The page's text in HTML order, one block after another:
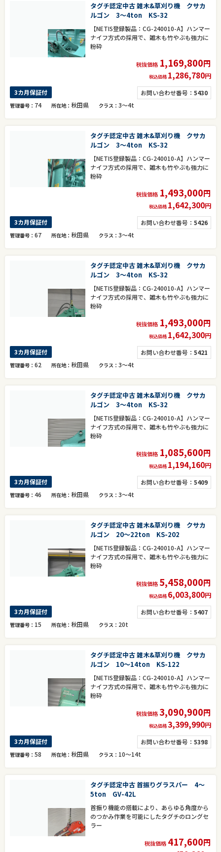
タグチ認定中古 雑木&草刈り機 クサカ
ルゴン 3～4ton KS-32
【NETIS登録製品：CG-240010-A】ハンマー
ナイフ方式の採用で、雑木も竹やぶも強力に
粉砕
税抜価格 1,169,800円
税込価格 1,286,780円
お問い合わせ番号： 5430
3カ月保証付
管理番号 74 所在地 秋田県 クラス 3～4t
タグチ認定中古 雑木&草刈り機 クサカ
ルゴン 3～4ton KS-32
【NETIS登録製品：CG-240010-A】ハンマー
ナイフ方式の採用で、雑木も竹やぶも強力に
粉砕
税抜価格 1,493,000円
税込価格 1,642,300円
お問い合わせ番号： 5426
3カ月保証付
管理番号 67 所在地 秋田県 クラス 3～4t
タグチ認定中古 雑木&草刈り機 クサカ
ルゴン 3～4ton KS-32
【NETIS登録製品：CG-240010-A】ハンマー
ナイフ方式の採用で、雑木も竹やぶも強力に
粉砕
税抜価格 1,493,000円
税込価格 1,642,300円
お問い合わせ番号： 5421
3カ月保証付
管理番号 62 所在地 秋田県 クラス 3～4t
タグチ認定中古 雑木&草刈り機 クサカ
ルゴン 3～4ton KS-32
【NETIS登録製品：CG-240010-A】ハンマー
ナイフ方式の採用で、雑木も竹やぶも強力に
粉砕
税抜価格 1,085,600円
税込価格 1,194,160円
お問い合わせ番号： 5409
3カ月保証付
管理番号 46 所在地 秋田県 クラス 3～4t
タグチ認定中古 雑木&草刈り機 クサカ
ルゴン 20～22ton KS-202
【NETIS登録製品：CG-240010-A】ハンマー
ナイフ方式の採用で、雑木も竹やぶも強力に
粉砕
税抜価格 5,458,000円
税込価格 6,003,800円
お問い合わせ番号： 5407
3カ月保証付
管理番号 15 所在地 秋田県 クラス 20t
タグチ認定中古 雑木&草刈り機 クサカ
ルゴン 10～14ton KS-122
【NETIS登録製品：CG-240010-A】ハンマー
ナイフ方式の採用で、雑木も竹やぶも強力に
粉砕
税抜価格3,090,900円
税込価格3,399,990円
お問い合わせ番号： 5398
3カ月保証付
管理番号 58 所在地 秋田県 クラス 10～14t
タグチ認定中古 首振りグラスパー 4～
5ton GV-42L
首振り機能の搭載により、あらゆる角度から
のつかみ作業を可能にしたタグチのロングセ
ラー
税抜価格 417,600円